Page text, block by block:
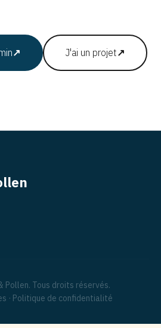
↗ J'ai un projet↗
Pollen. Tous droits réservés.
· Politique de confidentialité